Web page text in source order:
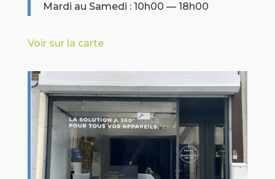
Mardi au Samedi : 10h00 — 18h00
Voir sur la carte